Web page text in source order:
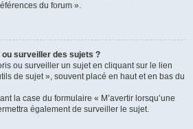
du forum ».
surveiller des sujets ?
ou surveiller un sujet en cliquant sur le lien
de sujet », souvent placé en haut et en bas du
la case du formulaire « M’avertir lorsqu’une
également de surveiller le sujet.